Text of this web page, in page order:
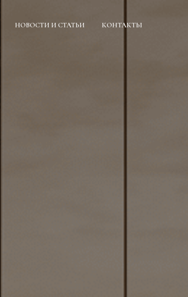
НОВОСТИ И СТАТЬИ КОНТАКТЫ